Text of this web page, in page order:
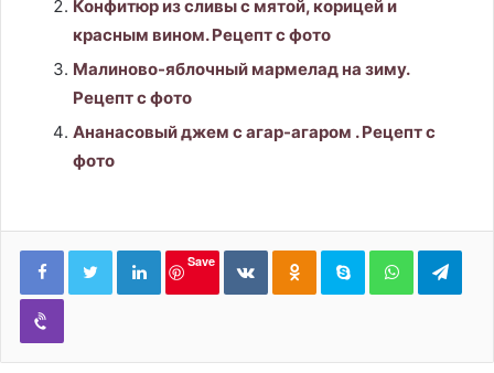
Конфитюр из сливы с мятой, корицей и
красным вином. Рецепт с фото
Малиново-яблочный мармелад на зиму.
Рецепт с фото
Ананасовый джем с агар-агаром . Рецепт с
фото
LinkedIn
Save
ВконтактеОдноклассники
Skype WhatsApp
Viber